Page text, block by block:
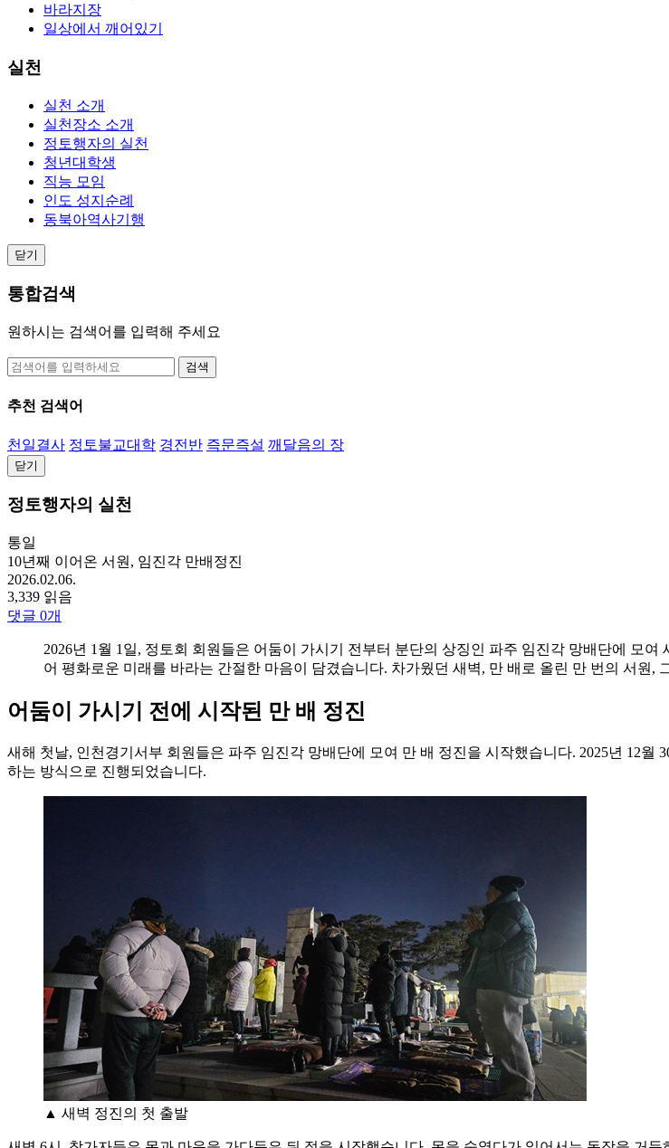
바라지장
일상에서 깨어있기
실천
실천 소개
실천장소 소개
정토행자의 실천
청년대학생
직능 모임
인도 성지순례
동북아역사기행
닫기
통합검색
원하시는 검색어를 입력해 주세요
검색
추천 검색어
천일결사 정토불교대학 경전반 즉문즉설 깨달음의 장
닫기
정토행자의 실천
통일
10년째 이어온 서원, 임진각 만배정진
2026.02.06.
3,339 읽음
댓글 0개
2026년 1월 1일, 정토회 회원들은 어둠이 가시기 전부터 분단의 상징인 파주 임진각 망배단에 모
어 평화로운 미래를 바라는 간절한 마음이 담겼습니다. 차가웠던 새벽, 만 배로 올린 만 번의 서원,
어둠이 가시기 전에 시작된 만 배 정진
새해 첫날, 인천경기서부 회원들은 파주 임진각 망배단에 모여 만 배 정진을 시작했습니다. 2025년 12월
하는 방식으로 진행되었습니다.
▲ 새벽 정진의 첫 출발